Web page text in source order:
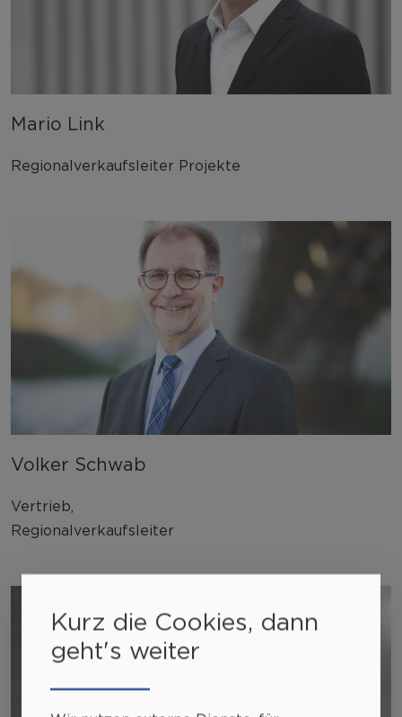
Mario Link
Regionalverkaufsleiter Projekte
Volker Schwab
Vertrieb,
Regionalverkaufsleiter
Kurz die Cookies, dann
geht's weiter